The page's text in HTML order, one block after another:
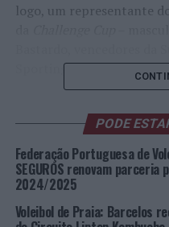
logo, um representante
Sporting CP.
Challenge Cupestão
Praia da Vitória, e para o
Pavilhão João Rocha.
O dinamarquês Morten
PODE
Federação Portuguesa de
SEGUROS renovam parceria
2024/2025
Voleibol de Praia: Barcelos